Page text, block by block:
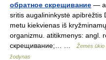
обратное скрещивание —
sritis augalininkystė apibrėžtis
metu kiekvienas iš
organizmu. atitikmenys: angl.
скрещивание;… …
Žemės ūkio
žodynas